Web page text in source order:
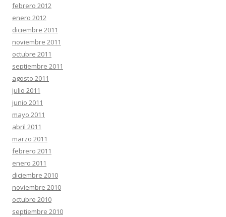
febrero 2012
enero 2012
diciembre 2011
noviembre 2011
octubre 2011
septiembre 2011
agosto 2011
julio 2011
junio 2011
mayo 2011
abril 2011
marzo 2011
febrero 2011
enero 2011
diciembre 2010
noviembre 2010
octubre 2010
septiembre 2010